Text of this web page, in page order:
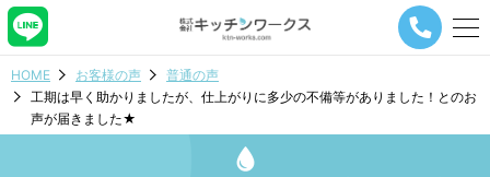
メ
ー
ビ
HOME お客様の声
普通の声
工期は早く助かりましたが、仕上がりに多少の不備等がありました！とのお
声が届きました★